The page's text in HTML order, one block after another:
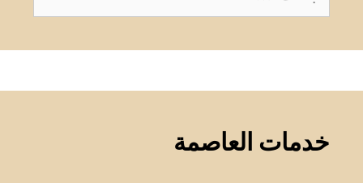
عن:
خدمات العاصمة